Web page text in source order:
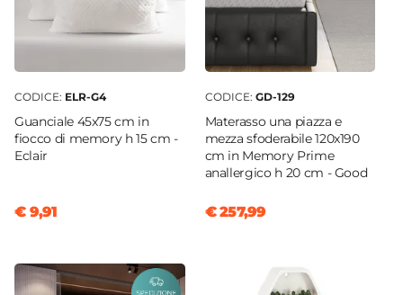
CODICE: ELR-G4
Guanciale 45x75 cm in
fiocco di memory h 15 cm -
Eclair
€ 9,91
CODICE: GD-129
Materasso una piazza e
mezza sfoderabile 120x190
cm in Memory Prime
anallergico h 20 cm - Good
€ 257,99